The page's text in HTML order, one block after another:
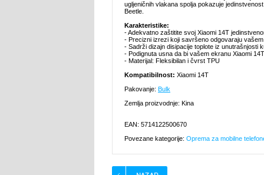
ugljeničnih vlakana spolja pokazuje
Beetle.
Karakteristike:
- Adekvatno zaštitite svoj Xiaomi 14T
- Precizni izrezi koji savršeno odgovaraju
- Sadrži dizajn disipacije toplote iz unutrašnjosti
- Podignuta usna da bi vašem ekranu Xiaomi
- Materijal: Fleksibilan i čvrst TPU
Kompatibilnost: Xiaomi 14T
Pakovanje: Bulk
Zemlja proizvodnje: Kina
EAN: 5714122500670
Povezane kategorije: Oprema za mobilne